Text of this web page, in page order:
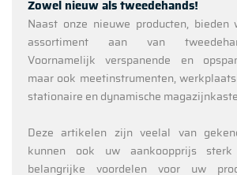
Zowel nieuw als tweedehands!
Naast onze nieuwe producten,
assortiment aan van
Voornamelijk verspanende en
maar ook meetinstrumenten,
stationaire en dynamische
Deze artikelen zijn veelal van
kunnen ook uw aankoopprijs sterk
belangrijke voordelen voor uw